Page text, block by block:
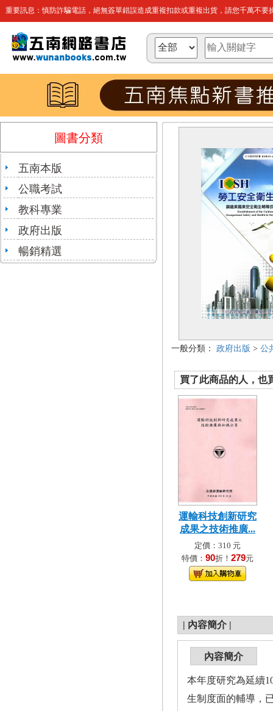
重要訊息：慎防詐騙電話，絕無簽單錯誤造成重複扣款或重複出貨，請您千萬不要
圖書分類
五南本版
公職考試
教科專業
政府出版
暢銷精選
一般分類： 政府出版 > 公
買了此商品的人，也
運輸科技創新研究
成果之技術推廣...
定價：310 元
特價： 90折！ 279元
| 內容簡介 |
內容簡介
本年度研究為延續
生制度面的輔導，